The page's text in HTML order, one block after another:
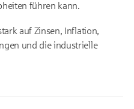
führen kann.
auf Zinsen, Inflation,
und die industrielle